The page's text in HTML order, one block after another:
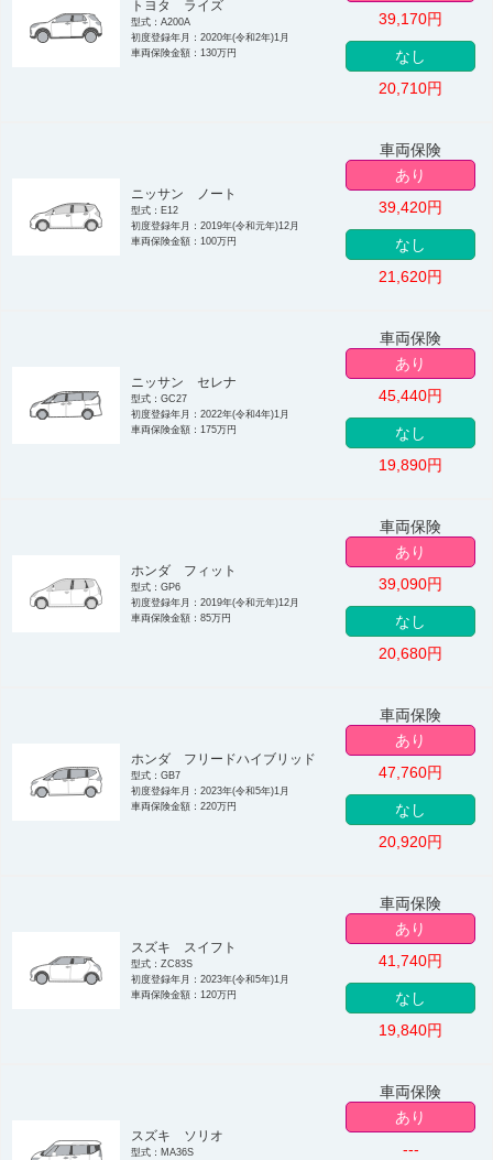
トヨタ ライズ
型式：A200A
初度登録年月：2020年(令和2年)1月
車両保険金額：130万円
39,170円
なし
20,710円
ニッサン ノート
型式：E12
初度登録年月：2019年(令和元年)12月
車両保険金額：100万円
車両保険
あり
39,420円
なし
21,620円
ニッサン セレナ
型式：GC27
初度登録年月：2022年(令和4年)1月
車両保険金額：175万円
車両保険
あり
45,440円
なし
19,890円
ホンダ フィット
型式：GP6
初度登録年月：2019年(令和元年)12月
車両保険金額：85万円
車両保険
あり
39,090円
なし
20,680円
ホンダ フリードハイブリッド
型式：GB7
初度登録年月：2023年(令和5年)1月
車両保険金額：220万円
車両保険
あり
47,760円
なし
20,920円
スズキ スイフト
型式：ZC83S
初度登録年月：2023年(令和5年)1月
車両保険金額：120万円
車両保険
あり
41,740円
なし
19,840円
スズキ ソリオ
型式：MA36S
車両保険
あり
---